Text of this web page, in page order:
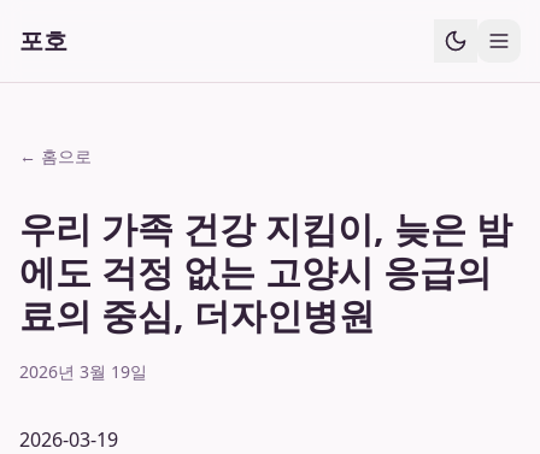
포호
← 홈으로
우리 가족 건강 지킴이, 늦은 밤
에도 걱정 없는 고양시 응급의
료의 중심, 더자인병원
2026년 3월 19일
2026-03-19